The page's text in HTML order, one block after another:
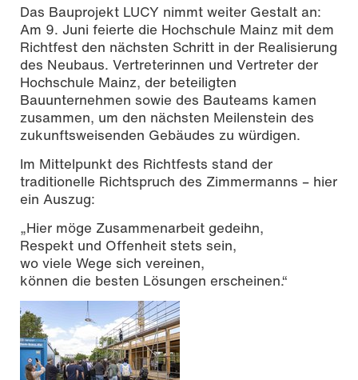
Foto | Sven-Helge Czichy
Das Bauprojekt LUCY nimmt weiter Gestalt an:
Am 9. Juni feierte die Hochschule Mainz mit dem
Richtfest den nächsten Schritt in der Realisierung
des Neubaus. Vertreterinnen und Vertreter der
Hochschule Mainz, der beteiligten
Bauunternehmen sowie des Bauteams kamen
zusammen, um den nächsten Meilenstein des
zukunftsweisenden Gebäudes zu würdigen.
Im Mittelpunkt des Richtfests stand der
traditionelle Richtspruch des Zimmermanns – hier
ein Auszug:
„Hier möge Zusammenarbeit gedeihn,
Respekt und Offenheit stets sein,
wo viele Wege sich vereinen,
können die besten Lösungen erscheinen.“